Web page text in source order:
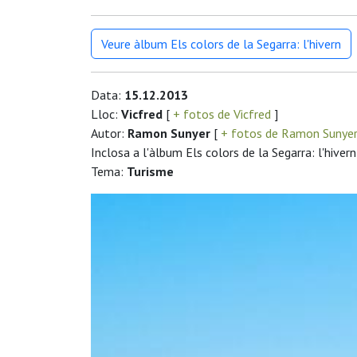
Veure àlbum Els colors de la Segarra: l'hivern
Data: 15.12.2013
Lloc: Vicfred [ + fotos de Vicfred ]
Autor: Ramon Sunyer [ + fotos de Ramon
Inclosa a l'àlbum Els colors de la Segarra: l'hivern
Tema: Turisme